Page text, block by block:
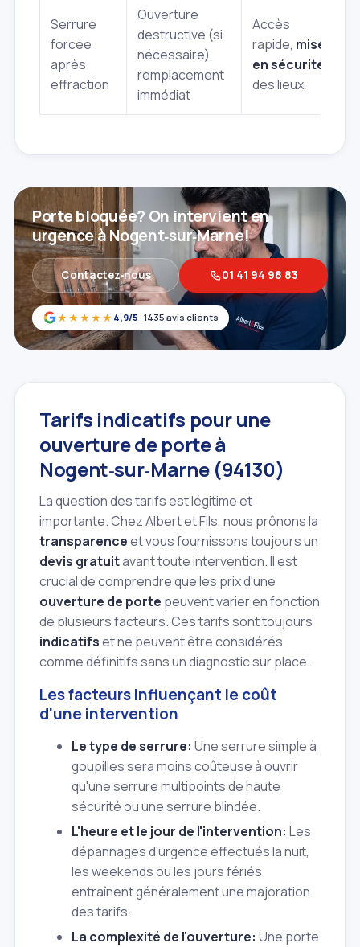
Serrure
forcée
après
effraction
Ouverture
destructive (si
nécessaire),
remplacement
immédiat
Accès
rapide, mise
en sécurité
des lieux
★★★★★ 4,9/5 · 1435 avis clients
Porte bloquée? On intervient en
urgence à Nogent‑sur‑Marne!
Contactez‑nous 01 41 94 98 83
Tarifs indicatifs pour une
ouverture de porte à
Nogent‑sur‑Marne (94130)
La question des tarifs est légitime et
importante. Chez Albert et Fils, nous prônons la
transparenceet vous fournissons toujours un
devis gratuitavant toute intervention. Il est
crucial de comprendre que les prix d'une
ouverture de porte peuvent varier en fonction
de plusieurs facteurs. Ces tarifs sont toujours
indicatifset ne peuvent être considérés
comme définitifs sans un diagnostic sur place.
Les facteurs influençant le coût
d'une intervention
Le type de serrure: Une serrure simple à
goupilles sera moins coûteuse à ouvrir
qu'une serrure multipoints de haute
sécurité ou une serrure blindée.
L'heure et le jour de l'intervention: Les
dépannages d'urgence effectués la nuit,
les weekends ou les jours fériés
entraînent généralement une majoration
des tarifs.
La complexité de l'ouverture: Une porte